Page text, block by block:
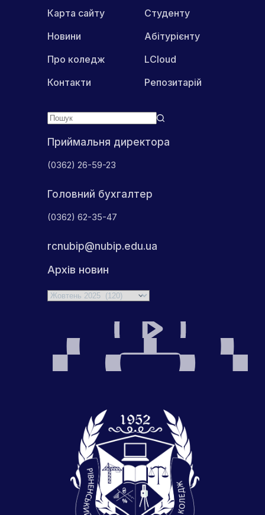
Приймальня директора
(0362) 26-59-23
Головний бухгалтер
(0362) 62-35-47
rcnubip@nubip.edu.ua
Архів новин
Архіви
Карта сайту
Новини
Про коледж
Контакти
Студенту
Абітурієнту
LCloud
Репозитарій